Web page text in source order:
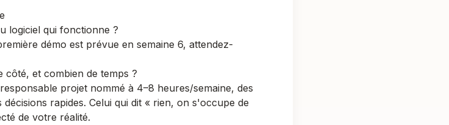
logiciel qui fonctionne ?
démo est prévue en semaine 6, attendez-
côté, et combien de temps ?
projet nommé à 4–8 heures/semaine, des
rapides. Celui qui dit « rien, on s'occupe de
de votre réalité.